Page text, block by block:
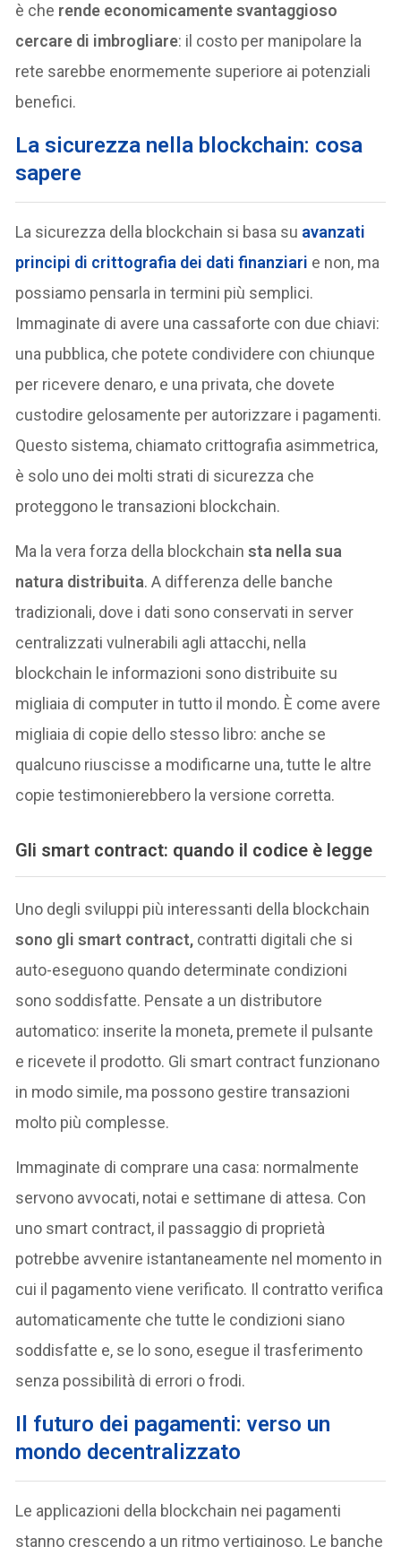
è che rende economicamente svantaggioso
cercare di imbrogliare: il costo per manipolare la
rete sarebbe enormemente superiore ai potenziali
benefici.
La sicurezza nella blockchain: cosa
sapere
La sicurezza della blockchain si basa su avanzati
principi di crittografia dei dati finanziari e non, ma
possiamo pensarla in termini più semplici.
Immaginate di avere una cassaforte con due chiavi:
una pubblica, che potete condividere con chiunque
per ricevere denaro, e una privata, che dovete
custodire gelosamente per autorizzare i pagamenti.
Questo sistema, chiamato crittografia asimmetrica,
è solo uno dei molti strati di sicurezza che
proteggono le transazioni blockchain.
Ma la vera forza della blockchainsta nella sua
natura distribuita. A differenza delle banche
tradizionali, dove i dati sono conservati in server
centralizzati vulnerabili agli attacchi, nella
blockchain le informazioni sono distribuite su
migliaia di computer in tutto il mondo. È come avere
migliaia di copie dello stesso libro: anche se
qualcuno riuscisse a modificarne una, tutte le altre
copie testimonierebbero la versione corretta.
Gli smart contract: quando il codice è legge
Uno degli sviluppi più interessanti della blockchain
sono gli smart contract, contratti digitali che si
auto-eseguono quando determinate condizioni
sono soddisfatte. Pensate a un distributore
automatico: inserite la moneta, premete il pulsante
e ricevete il prodotto. Gli smart contract funzionano
in modo simile, ma possono gestire transazioni
molto più complesse.
Immaginate di comprare una casa: normalmente
servono avvocati, notai e settimane di attesa. Con
uno smart contract, il passaggio di proprietà
potrebbe avvenire istantaneamente nel momento in
cui il pagamento viene verificato. Il contratto verifica
automaticamente che tutte le condizioni siano
soddisfatte e, se lo sono, esegue il trasferimento
senza possibilità di errori o frodi.
Il futuro dei pagamenti: verso un
mondo decentralizzato
Le applicazioni della blockchain nei pagamenti
stanno crescendo a un ritmo vertiginoso. Le banche